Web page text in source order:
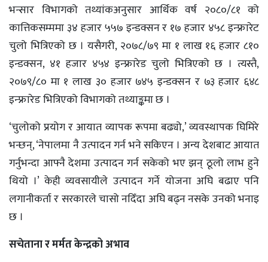
भन्सार विभागको तथ्यांकअनुसार आर्थिक वर्ष २०८०/८१ को
कात्तिकसम्ममा ३४ हजार ५५७ इन्डक्सन र १७ हजार ४५८ इन्फ्रारेट
चुलो भित्रिएको छ । यसैगरी, २०७८/७९ मा १ लाख १६ हजार ८१०
इन्डक्सन, ४१ हजार ४५४ इन्फ्रारेड चुलो भित्रिएको छ । त्यस्तै,
२०७९/८० मा १ लाख ३० हजार ७४५ इन्डक्सन र ७३ हजार ६४८
इन्फ्रारेड भित्रिएको विभागको तथ्याङ्कमा छ ।
‘चुलोको प्रयोग र आयात व्यापक रूपमा बढ्यो,’ व्यवस्थापक घिमिरे
भन्छन्, ‘नेपालमा नै उत्पादन गर्न भने सकिएन । अन्य देशबाट आयात
गर्नुभन्दा आफ्नै देशमा उत्पादन गर्न सकेको भए झन् ठूलो लाभ हुने
थियो ।’ केही व्यवसायीले उत्पादन गर्ने योजना अघि बढाए पनि
लगानीकर्ता र सरकारले चासो नदिँदा अघि बढ्न नसके उनको भनाइ
छ ।
सचेताना र मर्मत केन्द्रको अभाव